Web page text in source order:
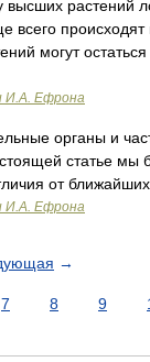
растений
происходят
могут
И.А. Ефрона
органы и
статье мы
от
И.А. Ефрона
→
7 8 9